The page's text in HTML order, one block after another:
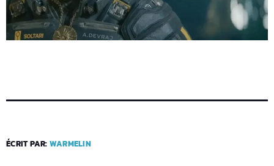
ÉCRIT PAR: WARMELIN